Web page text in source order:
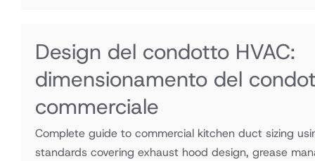
Design del condotto HVAC:
dimensionamento del
commerciale
Complete guide to commercial kitchen duct sizing
standards covering exhaust hood design, grease